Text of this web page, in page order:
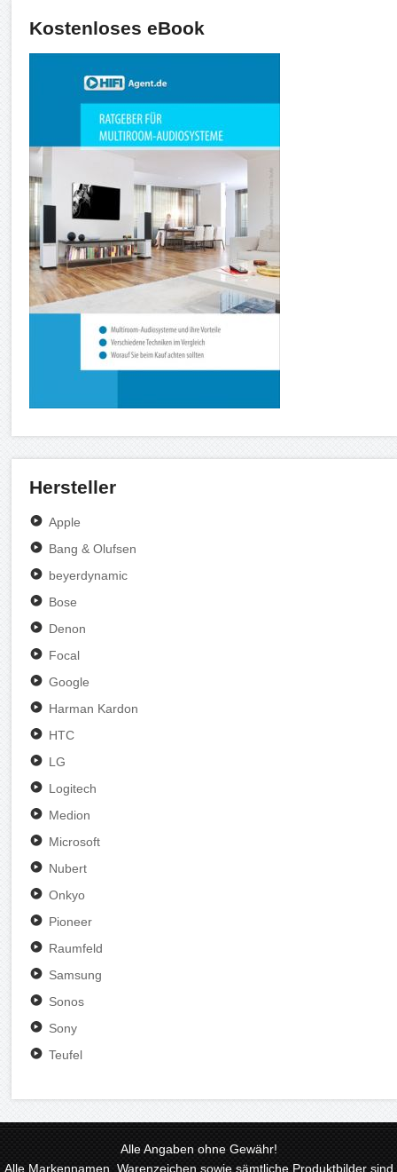
Kostenloses eBook
Hersteller
Apple
Bang & Olufsen
beyerdynamic
Bose
Denon
Focal
Google
Harman Kardon
HTC
LG
Logitech
Medion
Microsoft
Nubert
Onkyo
Pioneer
Raumfeld
Samsung
Sonos
Sony
Teufel
Alle Angaben ohne Gewähr!
Alle Markennamen, Warenzeichen sowie sämtliche Produktbilder sind